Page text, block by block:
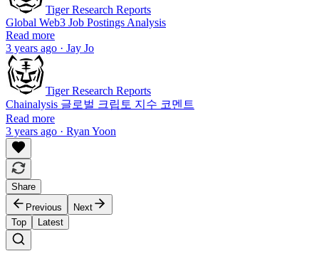
Tiger Research Reports
Global Web3 Job Postings Analysis
Read more
3 years ago · Jay Jo
Tiger Research Reports
Chainalysis 글로벌 크립토 지수 코멘트
Read more
3 years ago · Ryan Yoon
Share
Previous
Next
Top
Latest